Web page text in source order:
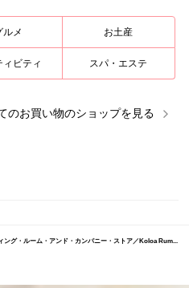
ルメ お土産
ィビティ スパ・エステ
のお買い物のショップを見る
ング・ルーム・アンド・カンパニー・ストア／Koloa Rum...